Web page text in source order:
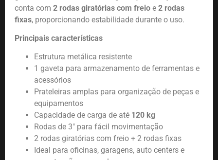
conta com 2 rodas giratórias com freio e 2 rodas
fixas, proporcionando estabilidade durante o uso.
Principais características
Estrutura metálica resistente
1 gaveta para armazenamento de ferramentas e
acessórios
Prateleiras amplas para organização de peças e
equipamentos
Capacidade de carga de até 120 kg
Rodas de 3″ para fácil movimentação
2 rodas giratórias com freio + 2 rodas fixas
Ideal para oficinas, garagens, auto centers e